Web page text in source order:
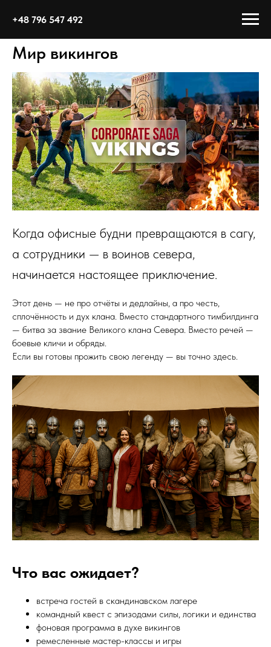
+48 796 547 492
Мир викингов
Когда офисные будни превращаются в сагу,
а сотрудники — в воинов севера,
начинается настоящее приключение.
Этот день — не про отчёты и дедлайны, а про честь,
сплочённость и дух клана. Вместо стандартного тимбилдинга
— битва за звание Великого клана Севера. Вместо речей —
боевые кличи и обряды.
Если вы готовы прожить свою легенду — вы точно здесь.
Что вас ожидает?
встреча гостей в скандинавском лагере
командный квест с эпизодами силы, логики и единства
фоновая программа в духе викингов
ремесленные мастер-классы и игры